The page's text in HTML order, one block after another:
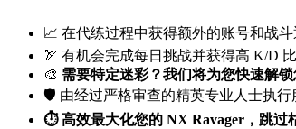
📈 在代练过程中获得额外的账号和战斗
🏹 有机会完成每日挑战并获得高 K/D 比
🎨 需要特定迷彩？我们将为您快速解锁
🛡️ 由经过严格审查的精英专业人士执
⏱️ 高效最大化您的 NX Ravager，跳过